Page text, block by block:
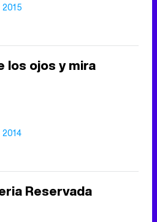
los ojos y mira
Reservada